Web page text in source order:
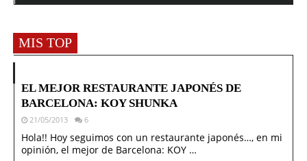
MIS TOP
EL MEJOR RESTAURANTE JAPONÉS DE
BARCELONA: KOY SHUNKA
21/05/2013 6
Hola!! Hoy seguimos con un restaurante japonés…, en mi
opinión, el mejor de Barcelona: KOY …